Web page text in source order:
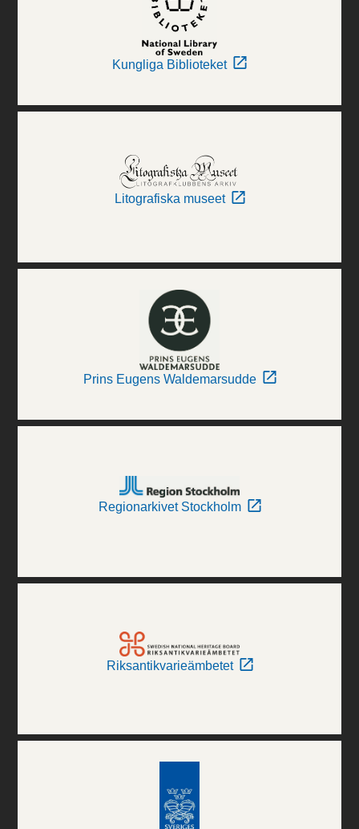
Kungliga Biblioteket
Litografiska museet
Prins Eugens Waldemarsudde
Regionarkivet Stockholm
Riksantikvarieämbetet